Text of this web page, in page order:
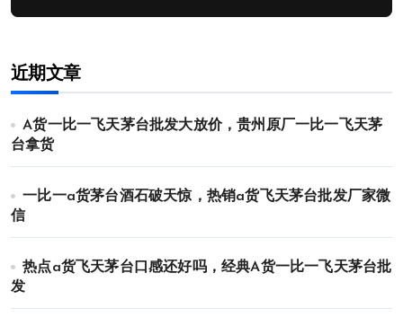
近期文章
A货一比一飞天茅台批发大放价，贵州原厂一比一飞天茅
台拿货
一比一a货茅台酒石破天惊，热销a货飞天茅台批发厂家微
信
热点a货飞天茅台口感还好吗，经典A货一比一飞天茅台批
发